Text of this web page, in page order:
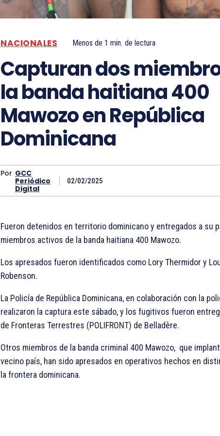
NACIONALES Menos de 1 min. de lectura
Capturan dos
la banda haitiana 400
Mawozo en República
Dominicana
Por GCC
Periódico
Digital
02/02/2025
Fueron detenidos en territorio dominicano y entregados a su
miembros activos de la banda haitiana 400 Mawozo.
Los apresados fueron identificados como Lory Thermidor y
Robenson.
La Policía de República Dominicana, en colaboración con la
realizaron la captura este sábado, y los fugitivos fueron
de Fronteras Terrestres (POLIFRONT) de Belladère.
Otros miembros de la banda criminal 400 Mawozo, que
vecino país, han sido apresados en operativos hechos en
la frontera dominicana.